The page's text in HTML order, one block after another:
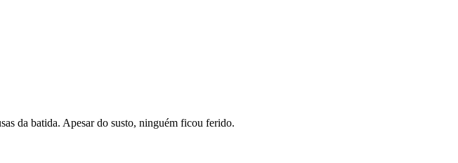
da batida. Apesar do susto, ninguém ficou ferido.